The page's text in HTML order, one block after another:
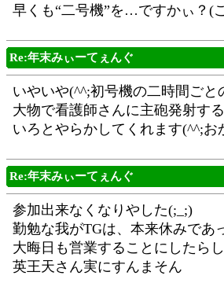
早くも“二号機”を…ですかぃ？(
Re:年末みぃーてぇんぐ
いやいや(^^;初号機の二時間ご
大物で看護師さんに主砲発射す
いろとやらかしてくれます(^^;
Re:年末みぃーてぇんぐ
参加出来なくなりやした(;_;)
勤勉な我がTGは、本来休みであ
大晦日も営業することにしたら
英王天さん実にすんまそん